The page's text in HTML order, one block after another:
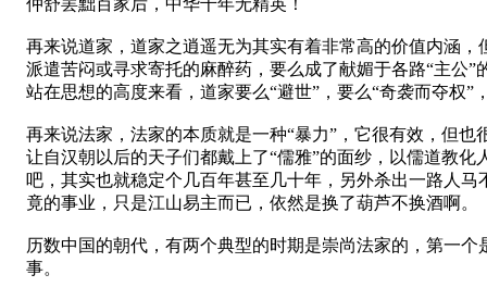
再来说道家，道家之逍遥无为其实有着非常高的价值内涵
派遣苦闷或寻求寄托的麻醉药，要么成了献媚于各路“主公
站在思想的高度来看，道家要么“避世”，要么“奇袭而夺权”
再来说法家，法家的本质就是一种“暴力”，它很有效，但
让自汉朝以后的天子们都戴上了“儒雅”的面纱，以儒道教
吧，其实也就稳定个几百年甚至几十年，另外杀出一路人
竟的事业，只是江山易主而已，依然是换了葫芦不换酒啊。
历数中国的朝代，有两个典型的时期是崇尚法家的，第一
事。